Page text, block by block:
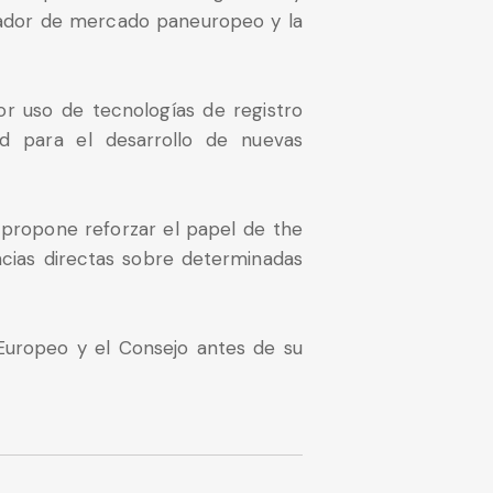
de mercado paneuropeo y la
uso de tecnologías de registro
para el desarrollo de nuevas
reforzar el papel de the
directas sobre determinadas
y el Consejo antes de su